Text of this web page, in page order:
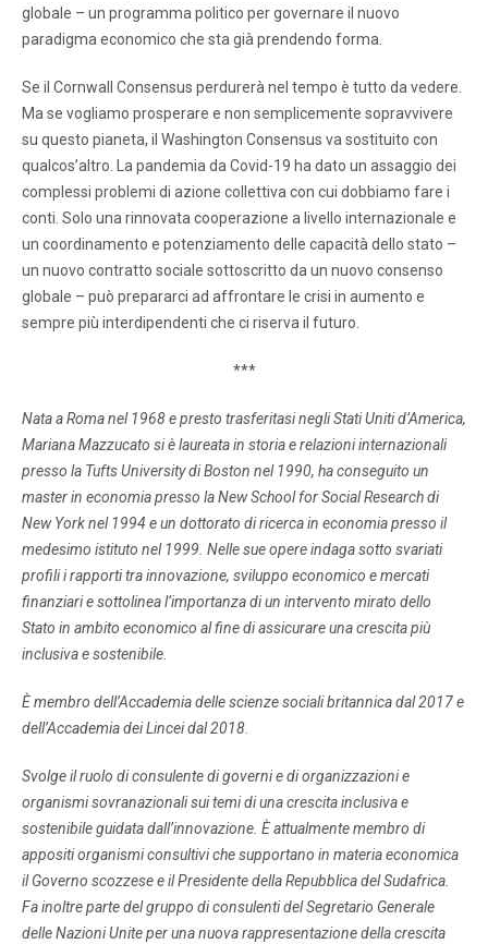
globale – un programma politico per governare il nuovo
paradigma economico che sta già prendendo forma.
Se il Cornwall Consensus perdurerà nel tempo è tutto da vedere.
Ma se vogliamo prosperare e non semplicemente sopravvivere
su questo pianeta, il Washington Consensus va sostituito con
qualcos’altro. La pandemia da Covid-19 ha dato un assaggio dei
complessi problemi di azione collettiva con cui dobbiamo fare i
conti. Solo una rinnovata cooperazione a livello internazionale e
un coordinamento e potenziamento delle capacità dello stato –
un nuovo contratto sociale sottoscritto da un nuovo consenso
globale – può prepararci ad affrontare le crisi in aumento e
sempre più interdipendenti che ci riserva il futuro.
***
Nata a Roma nel 1968 e presto trasferitasi negli Stati Uniti d’America,
Mariana Mazzucato si è laureata in storia e relazioni internazionali
presso la Tufts University di Boston nel 1990, ha conseguito un
master in economia presso la New School for Social Research di
New York nel 1994 e un dottorato di ricerca in economia presso il
medesimo istituto nel 1999. Nelle sue opere indaga sotto svariati
profili i rapporti tra innovazione, sviluppo economico e mercati
finanziari e sottolinea l’importanza di un intervento mirato dello
Stato in ambito economico al fine di assicurare una crescita più
inclusiva e sostenibile.
È membro dell’Accademia delle scienze sociali britannica dal 2017 e
dell’Accademia dei Lincei dal 2018
Svolge il ruolo di consulente di governi e di organizzazioni e
organismi sovranazionali sui temi di una crescita inclusiva e
sostenibile guidata dall’innovazione. È attualmente membro di
appositi organismi consultivi che supportano in materia economica
il Governo scozzese e il Presidente della Repubblica del Sudafrica.
Fa inoltre parte del gruppo di consulenti del Segretario Generale
delle Nazioni Unite per una nuova rappresentazione della crescita